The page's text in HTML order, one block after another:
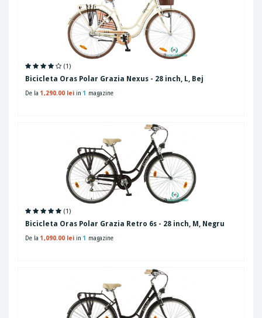
(1)
Bicicleta Oras Polar Grazia Nexus - 28 inch, L, Bej
De la 1,290.00 lei in 1 magazine
(1)
Bicicleta Oras Polar Grazia Retro 6s - 28 inch, M, Negru
De la 1,090.00 lei in 1 magazine